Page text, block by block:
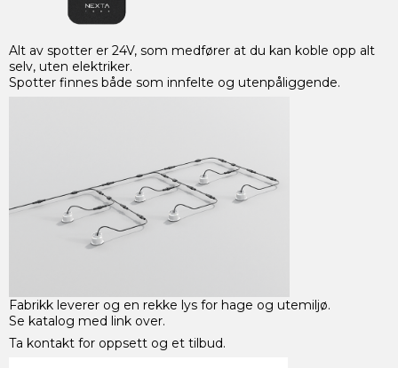
Alt av spotter er 24V, som medfører at du kan koble opp alt
selv, uten elektriker.
Spotter finnes både som innfelte og utenpåliggende.
Fabrikk leverer og en rekke lys for hage og utemiljø.
Se katalog med link over.
Ta kontakt for oppsett og et tilbud.